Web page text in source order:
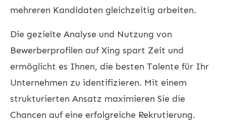
mehreren Kandidaten gleichzeitig arbeiten.
Die gezielte Analyse und Nutzung von
Bewerberprofilen auf Xing spart Zeit und
ermöglicht es Ihnen, die besten Talente für Ihr
Unternehmen zu identifizieren. Mit einem
strukturierten Ansatz maximieren Sie die
Chancen auf eine erfolgreiche Rekrutierung.